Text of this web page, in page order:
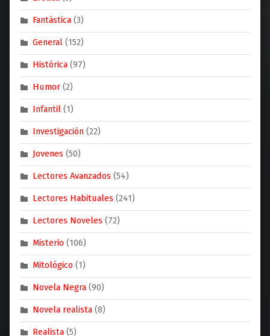
Fantástica (3)
General (152)
Histórica (97)
Humor (2)
Infantil (1)
Investigación (22)
Jovenes (50)
Lectores Avanzados (54)
Lectores Habituales (241)
Lectores Noveles (72)
Misterio (106)
Mitológico (1)
Novela Negra (90)
Novela realista (8)
Realista (5)